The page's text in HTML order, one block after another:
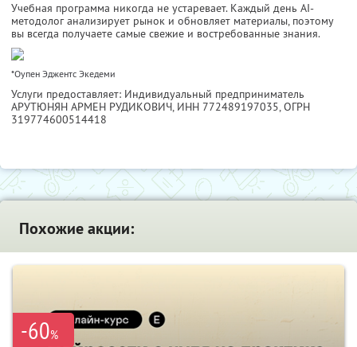
Учебная программа никогда не устаревает. Каждый день AI-
методолог анализирует рынок и обновляет материалы, поэтому
вы всегда получаете самые свежие и востребованные знания.
*Оупен Эджентс Экедеми
Услуги предоставляет: Индивидуальный предприниматель
АРУТЮНЯН АРМЕН РУДИКОВИЧ, ИНН 772489197035, ОГРН
319774600514418
Похожие акции:
-60%